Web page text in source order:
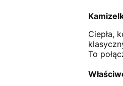
Ciepła,
To